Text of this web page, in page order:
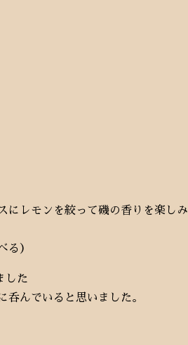
にレモンを絞って磯の香りを楽しみ
る）
した
んでいると思いました。